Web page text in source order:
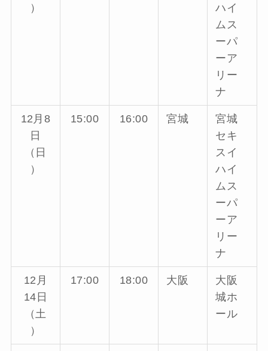
）
ハイ
ムス
ーパ
ーア
リー
ナ
12月8
日
（日
）
15:00 16:00 宮城
宮城
セキ
スイ
ハイ
ムス
ーパ
ーア
リー
ナ
12月
14日
（土
）
17:00 18:00 大阪
大阪
城ホ
ール